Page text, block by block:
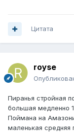
Цитата
royse
Пиранья стройная
большая медленно
Поймана на
маленькая средняя